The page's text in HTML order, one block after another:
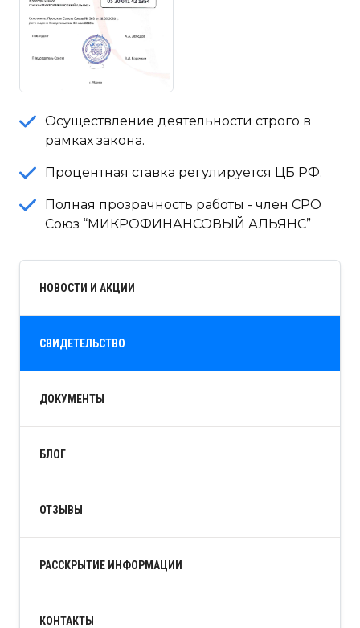
Осуществление деятельности строго в
рамках закона.
Процентная ставка регулируется ЦБ РФ.
Полная прозрачность работы - член СРО
Союз “МИКРОФИНАНСОВЫЙ АЛЬЯНС”
НОВОСТИ И АКЦИИ
СВИДЕТЕЛЬСТВО
ДОКУМЕНТЫ
БЛОГ
ОТЗЫВЫ
РАССКРЫТИЕ ИНФОРМАЦИИ
КОНТАКТЫ